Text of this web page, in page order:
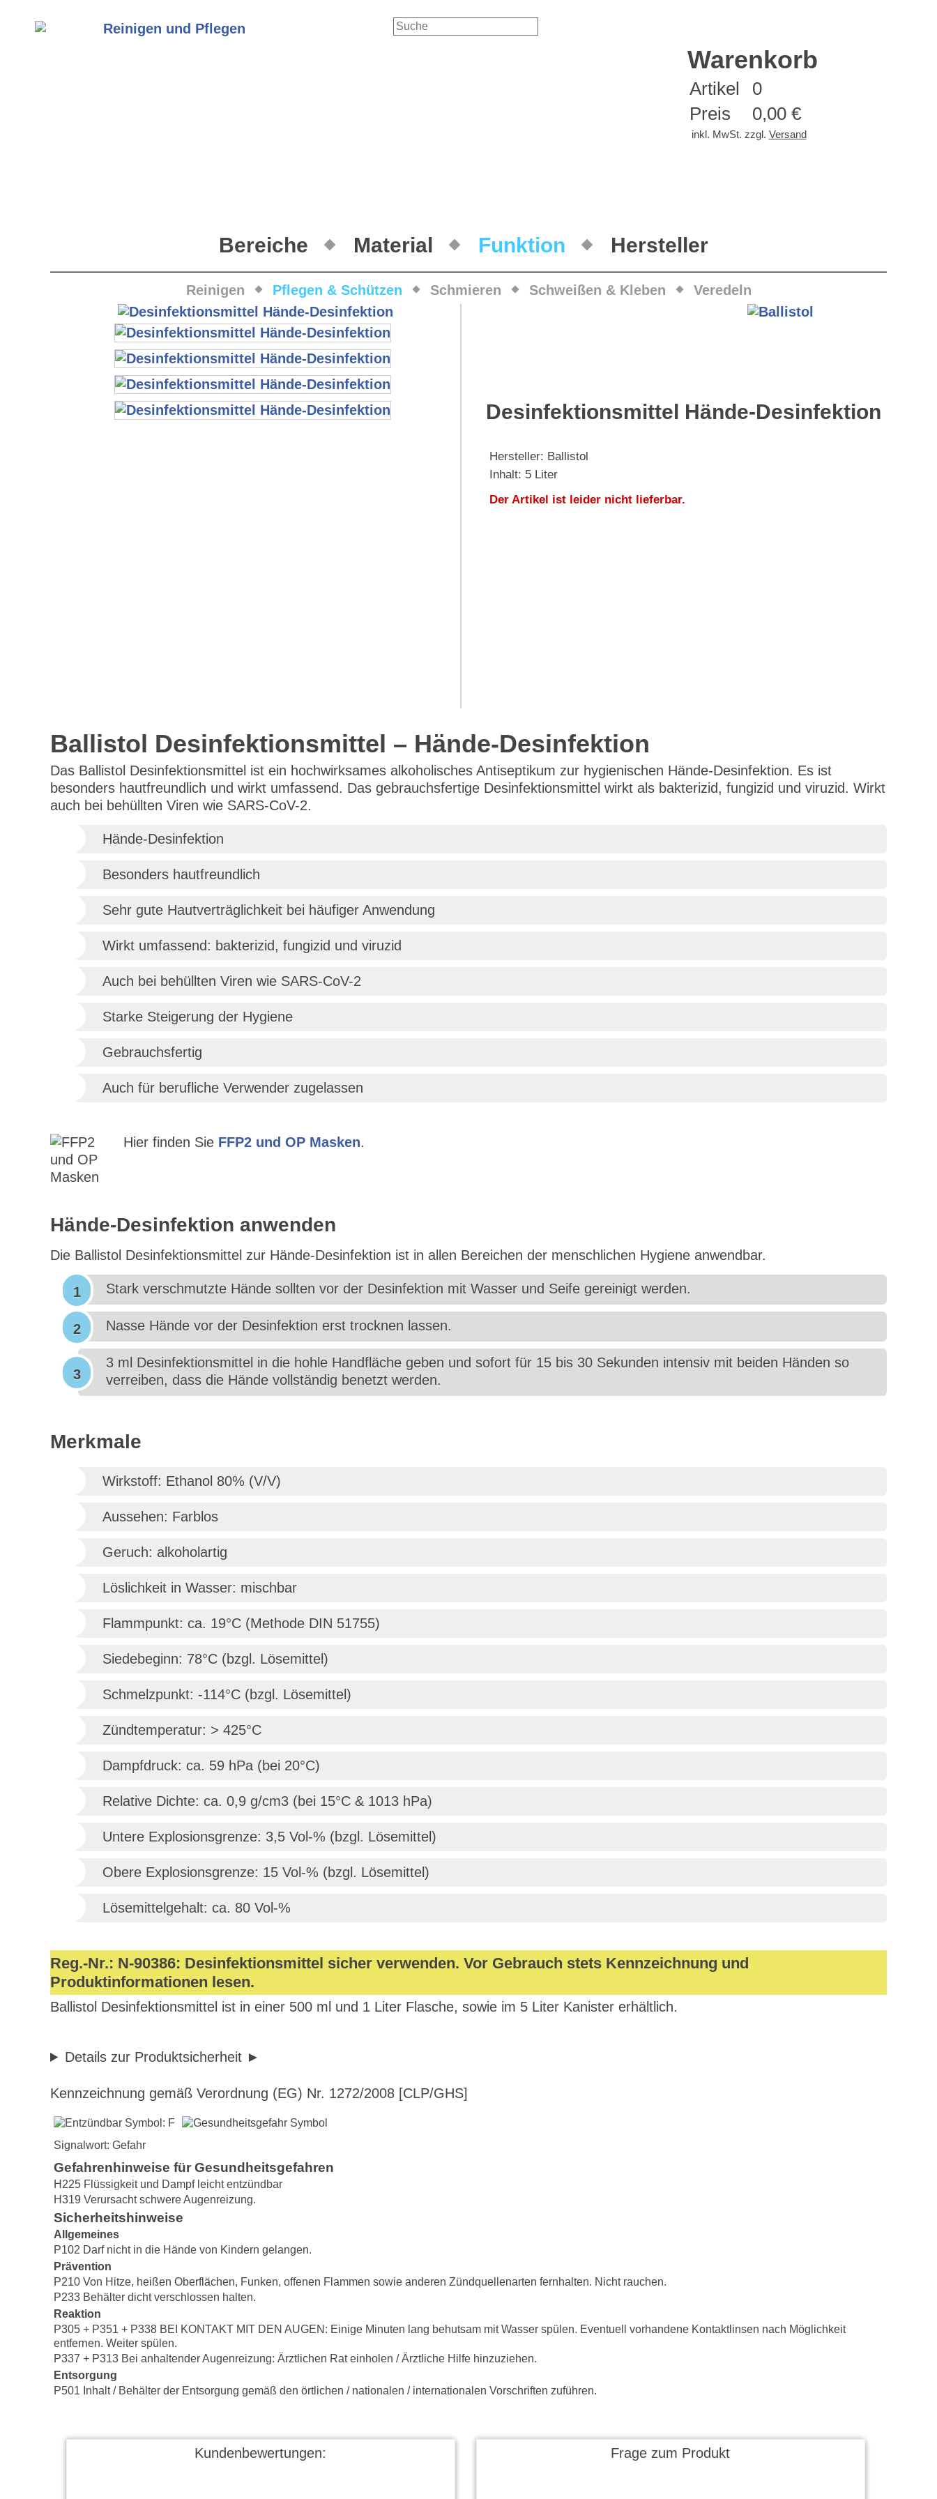
Warenkorb
Artikel
0
Preis
0,00 €
inkl. MwSt. zzgl. Versand
Bereiche Material Funktion Hersteller
Reinigen Pflegen & Schützen Schmieren Schweißen & Kleben Veredeln
Desinfektionsmittel Hände-Desinfektion
Hersteller: Ballistol
Inhalt: 5 Liter
Der Artikel ist leider nicht lieferbar.
Ballistol Desinfektionsmittel – Hände-Desinfektion
Das Ballistol Desinfektionsmittel ist ein hochwirksames alkoholisches Antiseptikum zur hygienischen Hände-Desinfektion. Es ist
besonders hautfreundlich und wirkt umfassend. Das gebrauchsfertige Desinfektionsmittel wirkt als bakterizid, fungizid und viruzid. Wirkt
auch bei behüllten Viren wie SARS-CoV-2.
Hände-Desinfektion
Besonders hautfreundlich
Sehr gute Hautverträglichkeit bei häufiger Anwendung
Wirkt umfassend: bakterizid, fungizid und viruzid
Auch bei behüllten Viren wie SARS-CoV-2
Starke Steigerung der Hygiene
Gebrauchsfertig
Auch für berufliche Verwender zugelassen
Hier finden Sie FFP2 und OP Masken.
Hände-Desinfektion anwenden
Die Ballistol Desinfektionsmittel zur Hände-Desinfektion ist in allen Bereichen der menschlichen Hygiene anwendbar.
Stark verschmutzte Hände sollten vor der Desinfektion mit Wasser und Seife gereinigt werden.
Nasse Hände vor der Desinfektion erst trocknen lassen.
3 ml Desinfektionsmittel in die hohle Handfläche geben und sofort für 15 bis 30 Sekunden intensiv mit beiden Händen so
verreiben, dass die Hände vollständig benetzt werden.
Merkmale
Wirkstoff: Ethanol 80% (V/V)
Aussehen: Farblos
Geruch: alkoholartig
Löslichkeit in Wasser: mischbar
Flammpunkt: ca. 19°C (Methode DIN 51755)
Siedebeginn: 78°C (bzgl. Lösemittel)
Schmelzpunkt: -114°C (bzgl. Lösemittel)
Zündtemperatur: > 425°C
Dampfdruck: ca. 59 hPa (bei 20°C)
Relative Dichte: ca. 0,9 g/cm3 (bei 15°C & 1013 hPa)
Untere Explosionsgrenze: 3,5 Vol-% (bzgl. Lösemittel)
Obere Explosionsgrenze: 15 Vol-% (bzgl. Lösemittel)
Lösemittelgehalt: ca. 80 Vol-%
Reg.-Nr.: N-90386: Desinfektionsmittel sicher verwenden. Vor Gebrauch stets Kennzeichnung und
Produktinformationen lesen.
Ballistol Desinfektionsmittel ist in einer 500 ml und 1 Liter Flasche, sowie im 5 Liter Kanister erhältlich.
Details zur Produktsicherheit
Kennzeichnung gemäß Verordnung (EG) Nr. 1272/2008 [CLP/GHS]
Signalwort: Gefahr
Gefahrenhinweise für Gesundheitsgefahren
H225 Flüssigkeit und Dampf leicht entzündbar
H319 Verursacht schwere Augenreizung.
Sicherheitshinweise
Allgemeines
P102 Darf nicht in die Hände von Kindern gelangen.
Prävention
P210 Von Hitze, heißen Oberflächen, Funken, offenen Flammen sowie anderen Zündquellenarten fernhalten. Nicht rauchen.
P233 Behälter dicht verschlossen halten.
Reaktion
P305 + P351 + P338 BEI KONTAKT MIT DEN AUGEN: Einige Minuten lang behutsam mit Wasser spülen. Eventuell vorhandene Kontaktlinsen nach Möglichkeit
entfernen. Weiter spülen.
P337 + P313 Bei anhaltender Augenreizung: Ärztlichen Rat einholen / Ärztliche Hilfe hinzuziehen.
Entsorgung
P501 Inhalt / Behälter der Entsorgung gemäß den örtlichen / nationalen / internationalen Vorschriften zuführen.
Kundenbewertungen: Frage zum Produkt